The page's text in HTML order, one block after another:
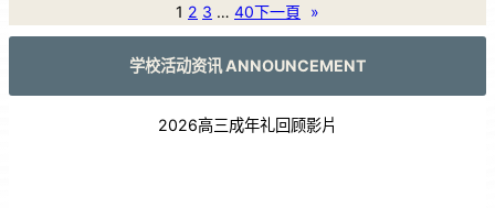
1 2 3 … 40下一頁 »
学校活动资讯 ANNOUNCEMENT
2026高三成年礼回顾影片